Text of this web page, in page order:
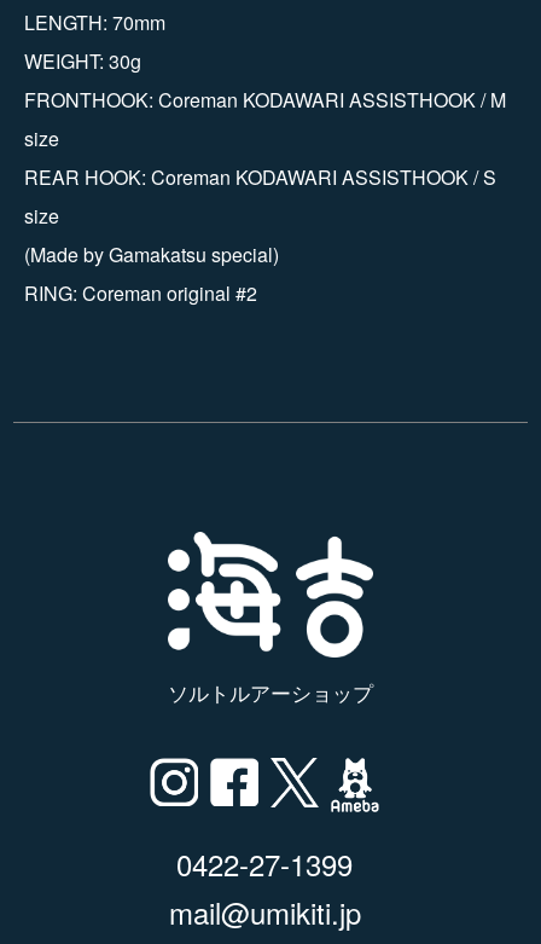
LENGTH: 70mm
WEIGHT: 30g
FRONTHOOK: Coreman KODAWARI ASSISTHOOK / M
size
REAR HOOK: Coreman KODAWARI ASSISTHOOK / S
size
(Made by Gamakatsu special)
RING: Coreman original #2
ソルトルアーショップ
0422-27-1399
mail@umikiti.jp